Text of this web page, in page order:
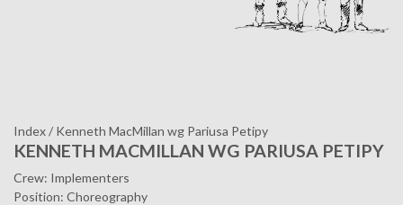
Index/ Kenneth MacMillan wg Pariusa Petipy
KENNETH MACMILLAN WG PARIUSA PETIPY
Crew: Implementers
Position: Choreography